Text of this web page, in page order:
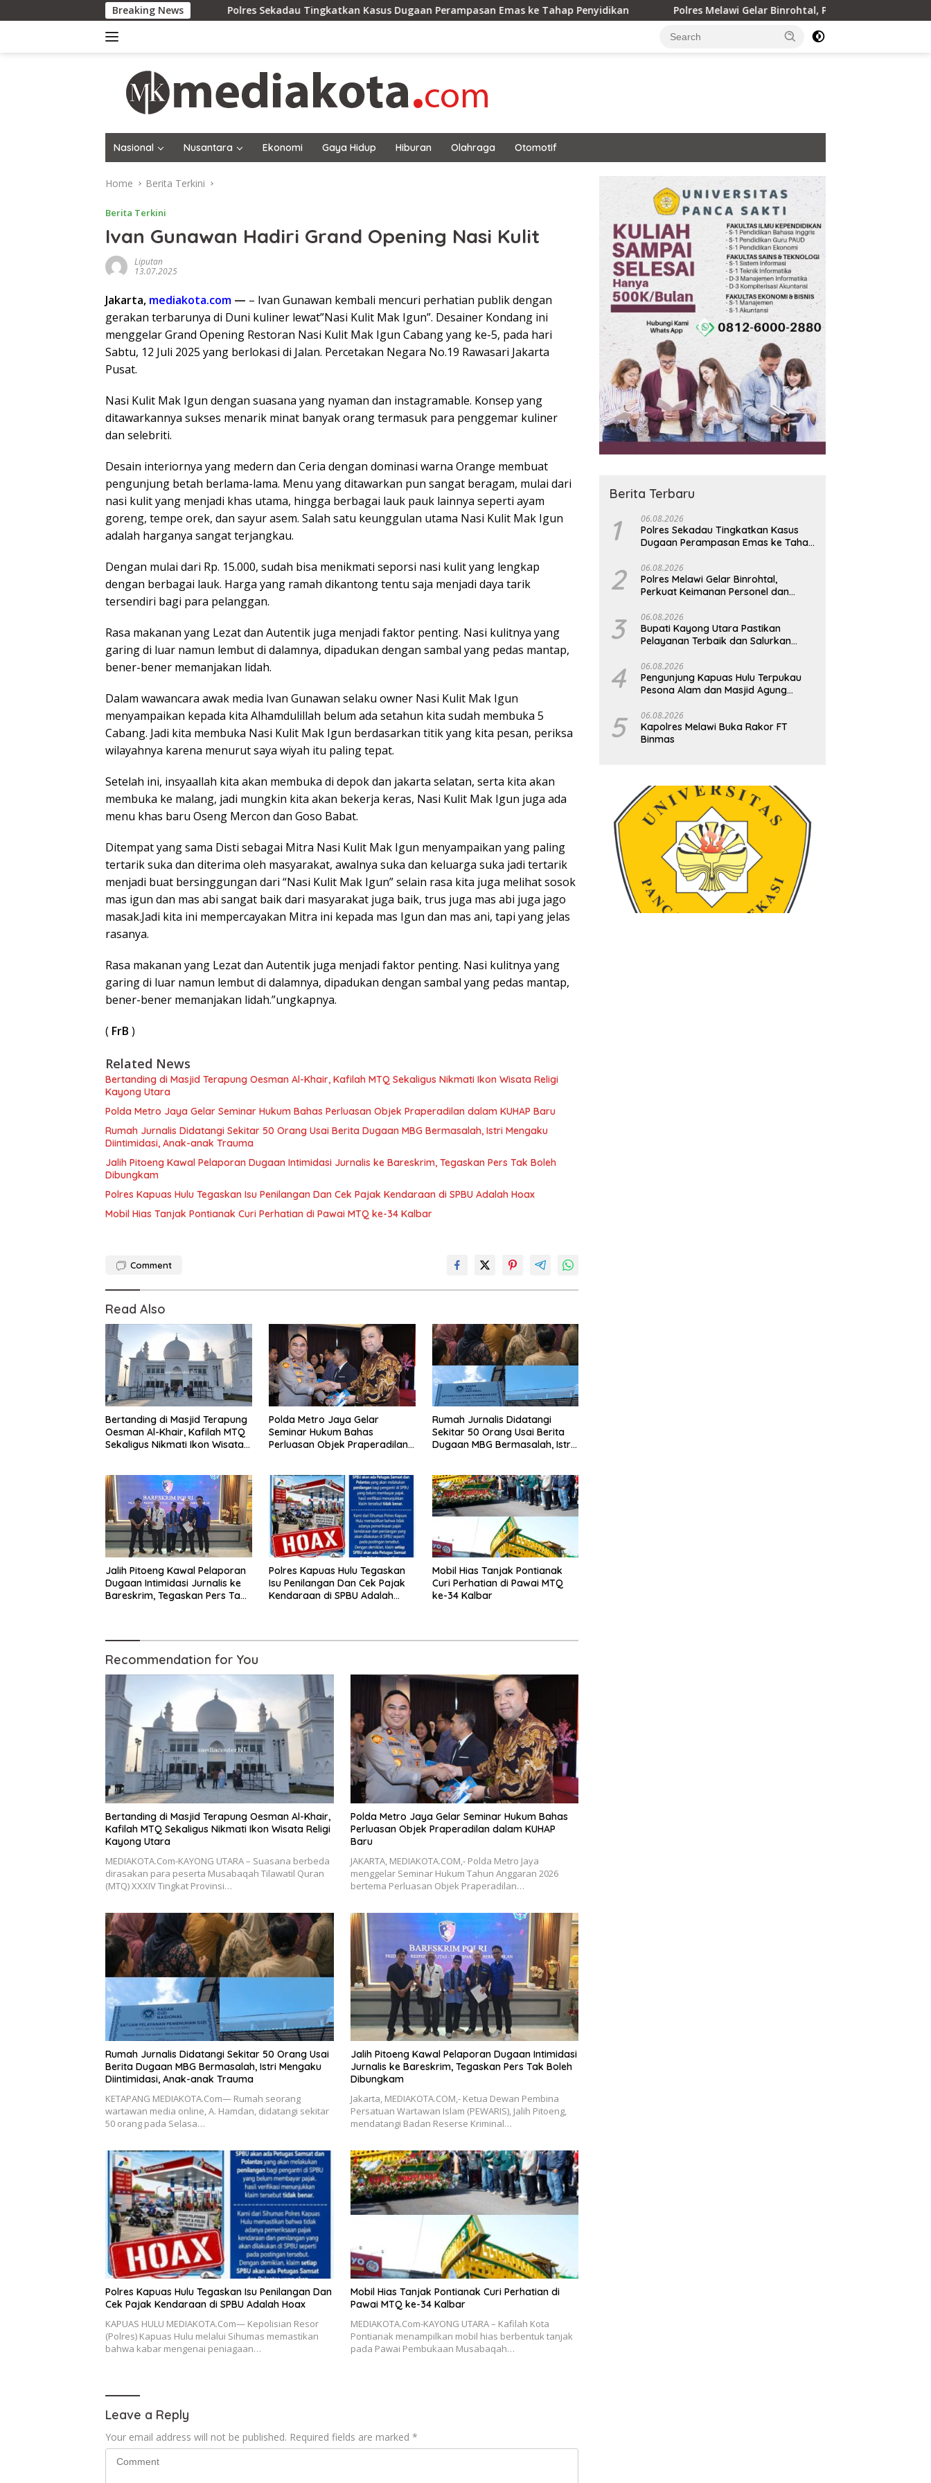
to
Breaking News
Polres Sekadau Tingkatkan Kasus Dugaan Perampasan Emas ke Tahap Penyidikan Polres Melawi Gelar Binrohtal, Perkuat Keimanan Personel dan Berbagi
Nasional Nusantara Ekonomi Gaya Hidup Hiburan Olahraga Otomotif
Home Berita Terkini
Berita Terkini
Ivan Gunawan Hadiri Grand Opening Nasi Kulit
Liputan
13.07.2025
Jakarta, mediakota.com — – Ivan Gunawan kembali mencuri perhatian publik dengan
gerakan terbarunya di Duni kuliner lewat”Nasi Kulit Mak Igun”. Desainer Kondang ini
menggelar Grand Opening Restoran Nasi Kulit Mak Igun Cabang yang ke-5, pada hari
Sabtu, 12 Juli 2025 yang berlokasi di Jalan. Percetakan Negara No.19 Rawasari Jakarta
Pusat.
Nasi Kulit Mak Igun dengan suasana yang nyaman dan instagramable. Konsep yang
ditawarkannya sukses menarik minat banyak orang termasuk para penggemar kuliner
dan selebriti.
Desain interiornya yang medern dan Ceria dengan dominasi warna Orange membuat
pengunjung betah berlama-lama. Menu yang ditawarkan pun sangat beragam, mulai dari
nasi kulit yang menjadi khas utama, hingga berbagai lauk pauk lainnya seperti ayam
goreng, tempe orek, dan sayur asem. Salah satu keunggulan utama Nasi Kulit Mak Igun
adalah harganya sangat terjangkau.
Dengan mulai dari Rp. 15.000, sudah bisa menikmati seporsi nasi kulit yang lengkap
dengan berbagai lauk. Harga yang ramah dikantong tentu saja menjadi daya tarik
tersendiri bagi para pelanggan.
Rasa makanan yang Lezat dan Autentik juga menjadi faktor penting. Nasi kulitnya yang
garing di luar namun lembut di dalamnya, dipadukan dengan sambal yang pedas mantap,
bener-bener memanjakan lidah.
Dalam wawancara awak media Ivan Gunawan selaku owner Nasi Kulit Mak Igun
menyampaikan kepada kita Alhamdulillah belum ada setahun kita sudah membuka 5
Cabang. Jadi kita membuka Nasi Kulit Mak Igun berdasarkan titik yang kita pesan, periksa
wilayahnya karena menurut saya wiyah itu paling tepat.
Setelah ini, insyaallah kita akan membuka di depok dan jakarta selatan, serta kita akan
membuka ke malang, jadi mungkin kita akan bekerja keras, Nasi Kulit Mak Igun juga ada
menu khas baru Oseng Mercon dan Goso Babat.
Ditempat yang sama Disti sebagai Mitra Nasi Kulit Mak Igun menyampaikan yang paling
tertarik suka dan diterima oleh masyarakat, awalnya suka dan keluarga suka jadi tertarik
menjadi buat bersinggungan dari “Nasi Kulit Mak Igun” selain rasa kita juga melihat sosok
mas igun dan mas abi sangat baik dari masyarakat juga baik, trus juga mas abi juga jago
masak.Jadi kita ini mempercayakan Mitra ini kepada mas Igun dan mas ani, tapi yang jelas
rasanya.
Rasa makanan yang Lezat dan Autentik juga menjadi faktor penting. Nasi kulitnya yang
garing di luar namun lembut di dalamnya, dipadukan dengan sambal yang pedas mantap,
bener-bener memanjakan lidah.”ungkapnya.
( FrB )
Related News
Bertanding di Masjid Terapung Oesman Al-Khair, Kafilah MTQ Sekaligus Nikmati Ikon Wisata Religi
Kayong Utara
Polda Metro Jaya Gelar Seminar Hukum Bahas Perluasan Objek Praperadilan dalam KUHAP Baru
Rumah Jurnalis Didatangi Sekitar 50 Orang Usai Berita Dugaan MBG Bermasalah, Istri Mengaku
Diintimidasi, Anak-anak Trauma
Jalih Pitoeng Kawal Pelaporan Dugaan Intimidasi Jurnalis ke Bareskrim, Tegaskan Pers Tak Boleh
Dibungkam
Polres Kapuas Hulu Tegaskan Isu Penilangan Dan Cek Pajak Kendaraan di SPBU Adalah Hoax
Mobil Hias Tanjak Pontianak Curi Perhatian di Pawai MTQ ke-34 Kalbar
Comment
Read Also
Bertanding di Masjid Terapung
Oesman Al-Khair, Kafilah MTQ
Sekaligus Nikmati Ikon Wisata
Polda Metro Jaya Gelar
Seminar Hukum Bahas
Perluasan Objek Praperadilan
Rumah Jurnalis Didatangi
Sekitar 50 Orang Usai Berita
Dugaan MBG Bermasalah, Istri
Jalih Pitoeng Kawal Pelaporan
Dugaan Intimidasi Jurnalis ke
Bareskrim, Tegaskan Pers Tak
Polres Kapuas Hulu Tegaskan
Isu Penilangan Dan Cek Pajak
Kendaraan di SPBU Adalah
Mobil Hias Tanjak Pontianak
Curi Perhatian di Pawai MTQ
ke-34 Kalbar
Recommendation for You
Bertanding di Masjid Terapung Oesman Al-Khair,
Kafilah MTQ Sekaligus Nikmati Ikon Wisata Religi
Kayong Utara
MEDIAKOTA.Com-KAYONG UTARA – Suasana berbeda
dirasakan para peserta Musabaqah Tilawatil Quran
(MTQ) XXXIV Tingkat Provinsi…
Polda Metro Jaya Gelar Seminar Hukum Bahas
Perluasan Objek Praperadilan dalam KUHAP
Baru
JAKARTA, MEDIAKOTA.COM,- Polda Metro Jaya
menggelar Seminar Hukum Tahun Anggaran 2026
bertema Perluasan Objek Praperadilan…
Rumah Jurnalis Didatangi Sekitar 50 Orang Usai
Berita Dugaan MBG Bermasalah, Istri Mengaku
Diintimidasi, Anak-anak Trauma
KETAPANG MEDIAKOTA.Com— Rumah seorang
wartawan media online, A. Hamdan, didatangi sekitar
50 orang pada Selasa…
Jalih Pitoeng Kawal Pelaporan Dugaan Intimidasi
Jurnalis ke Bareskrim, Tegaskan Pers Tak Boleh
Dibungkam
Jakarta, MEDIAKOTA.COM,- Ketua Dewan Pembina
Persatuan Wartawan Islam (PEWARIS), Jalih Pitoeng,
mendatangi Badan Reserse Kriminal…
Polres Kapuas Hulu Tegaskan Isu Penilangan Dan
Cek Pajak Kendaraan di SPBU Adalah Hoax
KAPUAS HULU MEDIAKOTA.Com— Kepolisian Resor
(Polres) Kapuas Hulu melalui Sihumas memastikan
bahwa kabar mengenai peniagaan…
Mobil Hias Tanjak Pontianak Curi Perhatian di
Pawai MTQ ke-34 Kalbar
MEDIAKOTA.Com-KAYONG UTARA – Kafilah Kota
Pontianak menampilkan mobil hias berbentuk tanjak
pada Pawai Pembukaan Musabaqah…
Leave a Reply
Your email address will not be published. Required fields are marked *
Berita Terbaru
1 06.08.2026
Polres Sekadau Tingkatkan Kasus
Dugaan Perampasan Emas ke Tahap
2 06.08.2026
Polres Melawi Gelar Binrohtal,
Perkuat Keimanan Personel dan
3 06.08.2026
Bupati Kayong Utara Pastikan
Pelayanan Terbaik dan Salurkan
Kalbar
4 06.08.2026
Pengunjung Kapuas Hulu Terpukau
Pesona Alam dan Masjid Agung
5 06.08.2026
Kapolres Melawi Buka Rakor FT
Binmas